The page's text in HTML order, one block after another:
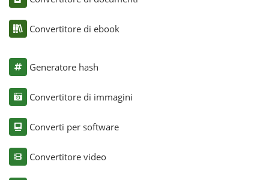
Convertitore di ebook
Generatore hash
Convertitore di immagini
Converti per software
Convertitore video